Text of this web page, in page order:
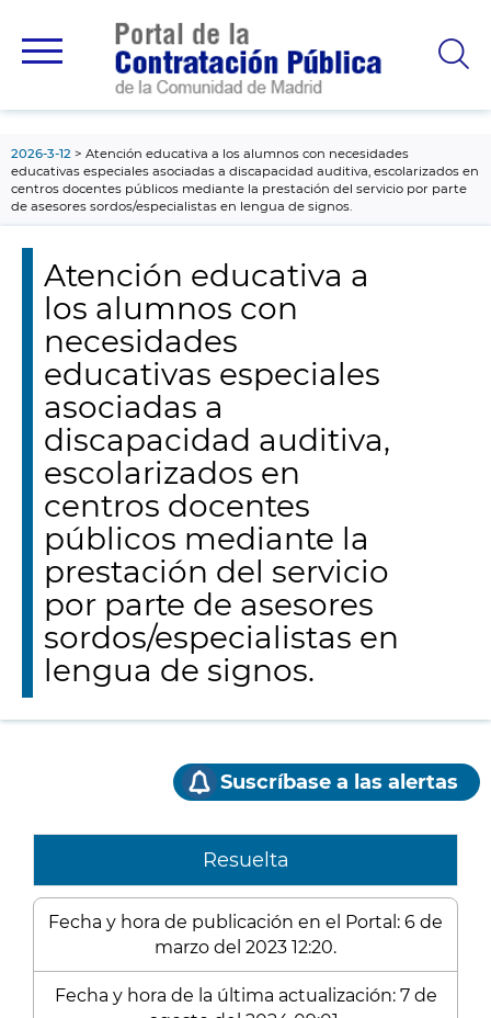
principal
2026-3-12
Atención educativa a los alumnos con necesidades
educativas especiales asociadas a discapacidad auditiva, escolarizados en
centros docentes públicos mediante la prestación del servicio por parte
de asesores sordos/especialistas en lengua de signos.
Atención educativa a
los alumnos con
necesidades
educativas especiales
asociadas a
discapacidad auditiva,
escolarizados en
centros docentes
públicos mediante la
prestación del servicio
por parte de asesores
sordos/especialistas en
lengua de signos.
Suscríbase a las alertas
Resuelta
Fecha y hora de publicación en el Portal: 6 de
marzo del 2023 12:20.
Fecha y hora de la última actualización: 7 de